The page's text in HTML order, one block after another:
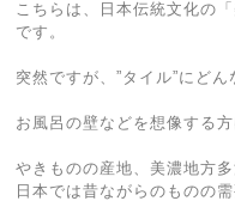
こちらは、日本伝統文化の
です。
突然ですが、”タイル”にど
お風呂の壁などを想像する
やきものの産地、美濃地方
日本では昔ながらのものの